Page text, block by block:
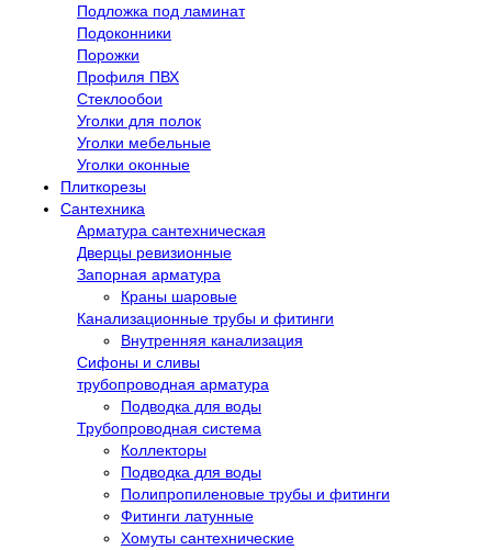
Подложка под ламинат
Подоконники
Порожки
Профиля ПВХ
Стеклообои
Уголки для полок
Уголки мебельные
Уголки оконные
Плиткорезы
Сантехника
Арматура сантехническая
Дверцы ревизионные
Запорная арматура
Краны шаровые
Канализационные трубы и фитинги
Внутренняя канализация
Сифоны и сливы
трубопроводная арматура
Подводка для воды
Трубопроводная система
Коллекторы
Подводка для воды
Полипропиленовые трубы и фитинги
Фитинги латунные
Хомуты сантехнические